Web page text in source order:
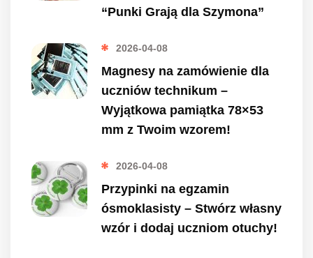
“Punki Grają dla Szymona”
2026-04-08
Magnesy na zamówienie dla
uczniów technikum –
Wyjątkowa pamiątka 78×53
mm z Twoim wzorem!
2026-04-08
Przypinki na egzamin
ósmoklasisty – Stwórz własny
wzór i dodaj uczniom otuchy!